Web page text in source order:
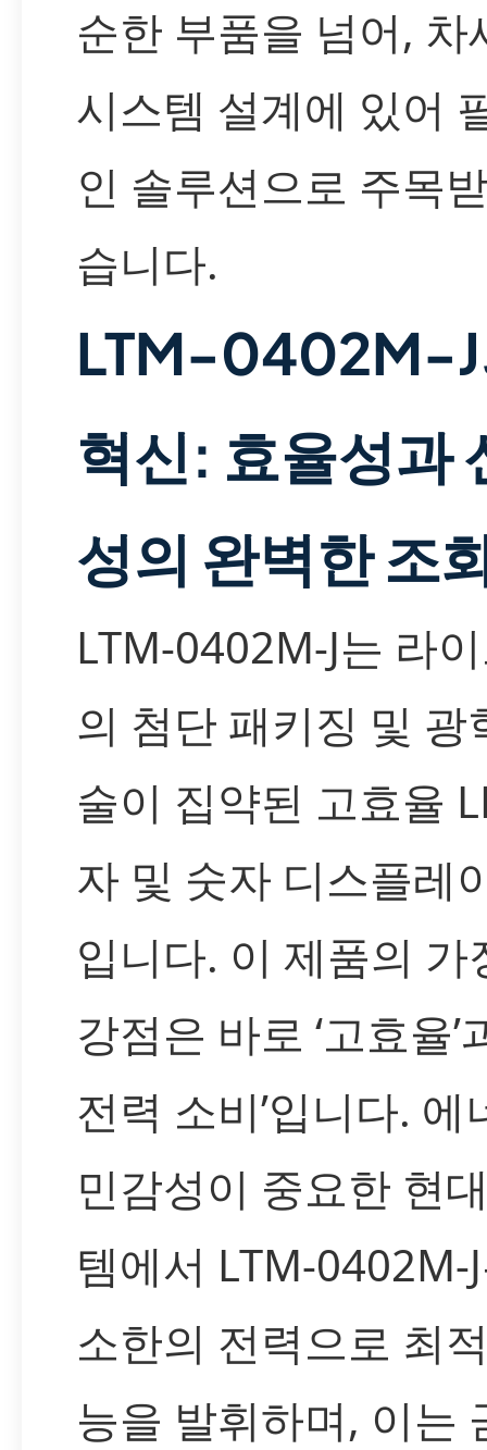
순한 부품을 넘어, 차
시스템 설계에 있어
인 솔루션으로 주목
습니다.
LTM-0402M-
혁신: 효율성과
성의 완벽한 조
LTM-0402M-J는 라
의 첨단 패키징 및 광
술이 집약된 고효율
자 및 숫자 디스플레
입니다. 이 제품의 가
강점은 바로 ‘고효율’
전력 소비’입니다. 에
민감성이 중요한 현
템에서 LTM-0402M-
소한의 전력으로 최
능을 발휘하며, 이는